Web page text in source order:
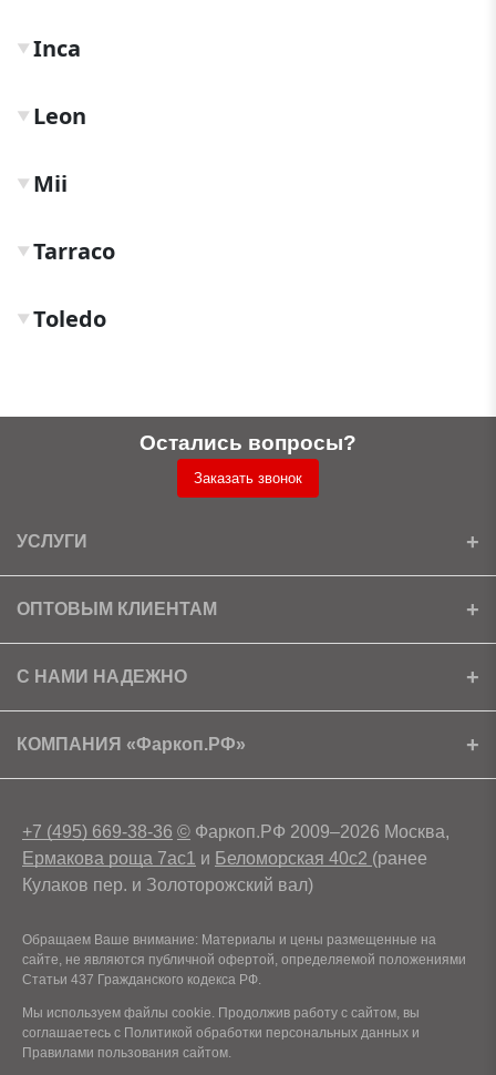
Inca
▼
Leon
▼
Mii
▼
Tarraco
▼
Toledo
▼
Остались вопросы?
Заказать звонок
УСЛУГИ
Установка
Доставка
ОПТОВЫМ КЛИЕНТАМ
Ищем партнеров
Скачать прайс
С НАМИ НАДЕЖНО
Сертификаты
Условия возврата
КОМПАНИЯ «Фаркоп.РФ»
+7 (495) 669-38-36 © Фаркоп.РФ 2009–2026 Москва,
Ермакова роща 7ас1 и Беломорская 40с2 (ранее
Кулаков пер. и Золоторожский вал)
Обращаем Ваше внимание: Материалы и цены размещенные на
сайте, не являются публичной офертой, определяемой положениями
Статьи 437 Гражданского кодекса РФ.
Мы используем файлы cookie. Продолжив работу с сайтом, вы
соглашаетесь с Политикой обработки персональных данных и
Правилами пользования сайтом.